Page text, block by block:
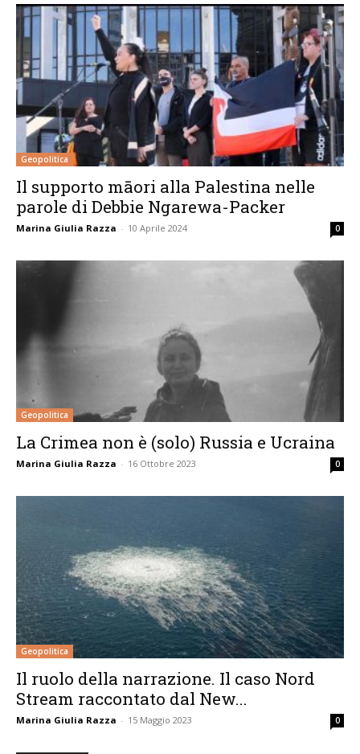
Geopolitica
Il supporto māori alla Palestina nelle
parole di Debbie Ngarewa-Packer
Marina Giulia Razza - 10 Aprile 2024 0
Geopolitica
La Crimea non è (solo) Russia e Ucraina
Marina Giulia Razza - 16 Ottobre 2023 0
Geopolitica
Il ruolo della narrazione. Il caso Nord
Stream raccontato dal New...
Marina Giulia Razza - 15 Maggio 2023 0